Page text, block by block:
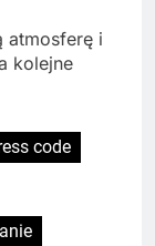
atmosferę i
kolejne
code